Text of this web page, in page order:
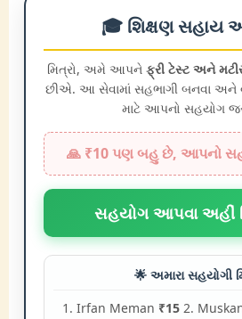
🎓 શિક્ષણ સહાય
મિત્રો, અમે આપને ફ્રી ટેસ્ટ અને
છીએ. આ સેવામાં સહભાગી બનવા અને
માટે આપનો સહયોગ
🙏 ₹10 પણ બહુ છે, આપનો
સહયોગ આપવા અહીં
🌟 અમારા સહયોગી
1. Irfan Meman ₹15 2.